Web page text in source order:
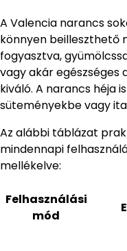
A Valencia narancs
könnyen beilleszthető
fogyasztva,
vagy akár egészséges
kiváló. A narancs héja
süteményekbe vagy
Az alábbi táblázat
mindennapi
mellékelve:
Felhasználási
mód